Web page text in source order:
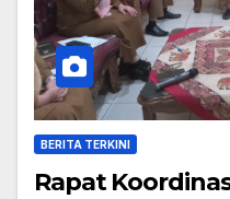
BERITA TERKINI
Rapat